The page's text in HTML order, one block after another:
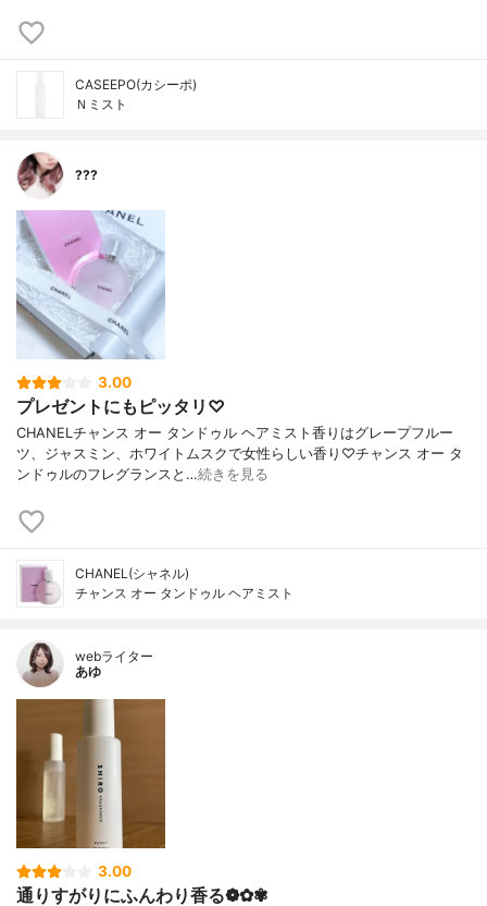
CASEEPO(カシーポ)
Ｎミスト
???
3.00
プレゼントにもピッタリ♡
CHANELチャンス オー タンドゥル ヘアミスト香りはグレープフルー
ツ、ジャスミン、ホワイトムスクで女性らしい香り♡チャンス オー タ
ンドゥルのフレグランスと…続きを見る
CHANEL(シャネル)
チャンス オー タンドゥル ヘアミスト
webライター
あゆ
3.00
通りすがりにふんわり香る❁✿✾